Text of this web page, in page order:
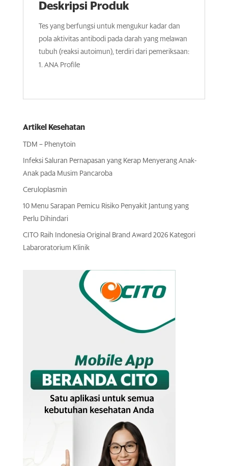
Deskripsi Produk
Tes yang berfungsi untuk mengukur kadar dan
pola aktivitas antibodi pada darah yang melawan
tubuh (reaksi autoimun), terdiri dari pemeriksaan:
ANA Profile
Artikel Kesehatan
TDM – Phenytoin
Infeksi Saluran Pernapasan yang Kerap Menyerang Anak-
Anak pada Musim Pancaroba
Ceruloplasmin
10 Menu Sarapan Pemicu Risiko Penyakit Jantung yang
Perlu Dihindari
CITO Raih Indonesia Original Brand Award 2026 Kategori
Labaroratorium Klinik